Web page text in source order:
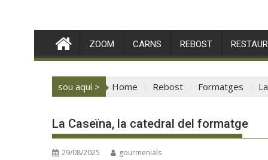
ZOOM CARNS REBOST
sou aquí > Home Rebost Formatges
La Caseïna, la catedral del formatge
29/08/2025 gourmenials